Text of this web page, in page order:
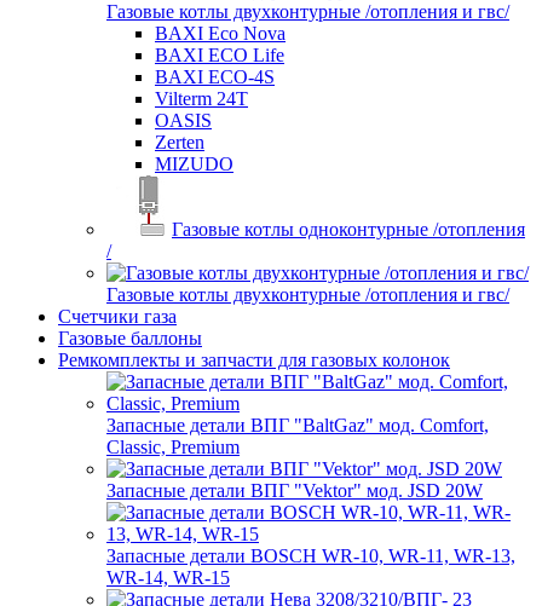
Газовые котлы двухконтурные /отопления и гвс/
BAXI Eco Nova
BAXI ECO Life
BAXI ECO-4S
Vilterm 24T
OASIS
Zerten
MIZUDO
Газовые котлы одноконтурные /отопления
/
Газовые котлы двухконтурные /отопления и гвс/
Счетчики газа
Газовые баллоны
Ремкомплекты и запчасти для газовых колонок
Запасные детали ВПГ "BaltGaz" мод. Comfort,
Classic, Premium
Запасные детали ВПГ "Vektor" мод. JSD 20W
Запасные детали BOSCH WR-10, WR-11, WR-13,
WR-14, WR-15